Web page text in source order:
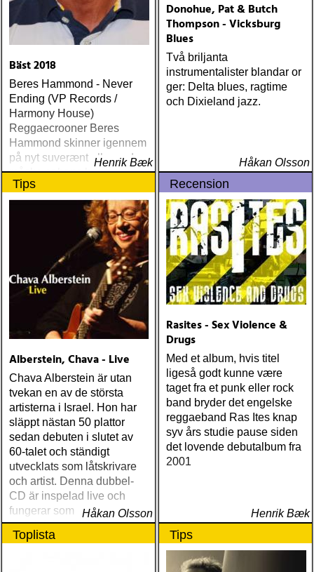
Bäst 2018
Beres Hammond - Never
Ending (VP Records /
Harmony House)
Reggaecrooner Beres
Hammond skinner igennem
på nyt suverænt album, der
måske er hans bedste
gennem tiderne
Henrik Bæk
Donohue, Pat & Butch
Thompson - Vicksburg
Blues
Två briljanta
instrumentalister blandar or
ger: Delta blues, ragtime
och Dixieland jazz.
Håkan Olsson
Tips
Alberstein, Chava - Live
Chava Alberstein är utan
tvekan en av de största
artisterna i Israel. Hon har
släppt nästan 50 plattor
sedan debuten i slutet av
60-talet och ständigt
utvecklats som låtskrivare
och artist. Denna dubbel-
CD är inspelad live och
fungerar som en utmärkt
introduktion till denna
världsartist.
Håkan Olsson
Recension
Rasites - Sex Violence &
Drugs
Med et album, hvis titel
ligeså godt kunne være
taget fra et punk eller rock
band bryder det engelske
reggaeband Ras Ites knap
syv års studie pause siden
det lovende debutalbum fra
2001
Henrik Bæk
Toplista Tips